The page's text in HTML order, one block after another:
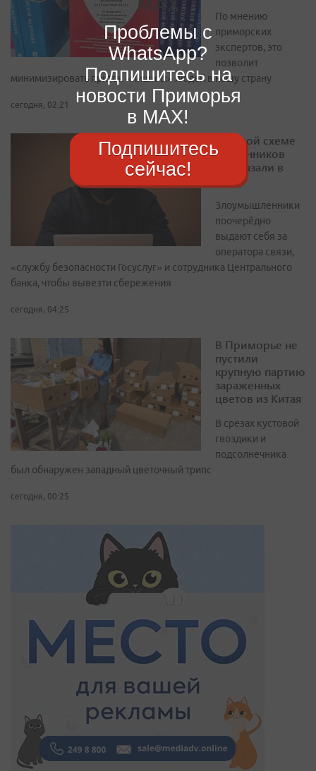
По мнению
приморских
экспертов, это
позволит
минимизировать приток «лишних» людей в нашу страну
сегодня, 02:21
О новой схеме
мошенников
рассказали в
МВД
Злоумышленники
поочерёдно
выдают себя за
оператора связи,
«службу безопасности Госуслуг» и сотрудника Центрального
банка, чтобы вывезти сбережения
сегодня, 04:25
В Приморье не
пустили
крупную партию
зараженных
цветов из Китая
В срезах кустовой
гвоздики и
подсолнечника
был обнаружен западный цветочный трипс
сегодня, 00:25
Проблемы с
WhatsApp?
Подпишитесь на
новости Приморья
в MAX!
Подпишитесь
сейчас!